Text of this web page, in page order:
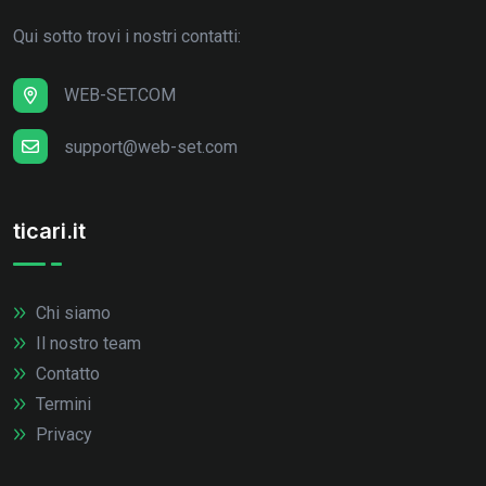
Qui sotto trovi i nostri contatti:
WEB-SET.COM
support@web-set.com
ticari.it
Chi siamo
Il nostro team
Contatto
Termini
Privacy